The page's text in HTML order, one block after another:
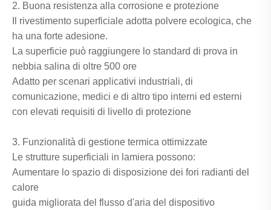
2. Buona resistenza alla corrosione e protezione
Il rivestimento superficiale adotta polvere ecologica, che
ha una forte adesione.
La superficie può raggiungere lo standard di prova in
nebbia salina di oltre 500 ore
Adatto per scenari applicativi industriali, di
comunicazione, medici e di altro tipo interni ed esterni
con elevati requisiti di livello di protezione
3. Funzionalità di gestione termica ottimizzate
Le strutture superficiali in lamiera possono:
Aumentare lo spazio di disposizione dei fori radianti del
calore
guida migliorata del flusso d'aria del dispositivo